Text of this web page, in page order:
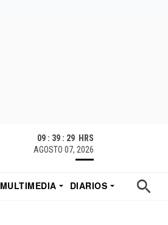
09 : 39 : 30 HRS
AGOSTO 07, 2026
MULTIMEDIA
DIARIOS